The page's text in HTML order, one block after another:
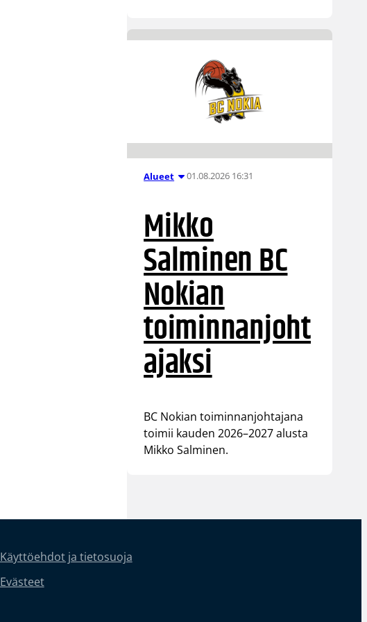
Alueet 01.08.2026 16:31
Mikko
Salminen BC
Nokian
toiminnanjoht
ajaksi
BC Nokian toiminnanjohtajana
toimii kauden 2026–2027 alusta
Mikko Salminen.
Käyttöehdot ja tietosuoja
Evästeet